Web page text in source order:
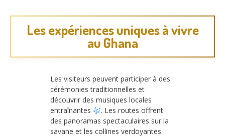
Les expériences uniques à vivre
au Ghana
Les visiteurs peuvent participer à des
cérémonies traditionnelles et
découvrir des musiques locales
entraînantes
. Les routes offrent
des panoramas spectaculaires sur la
savane et les collines verdoyantes.